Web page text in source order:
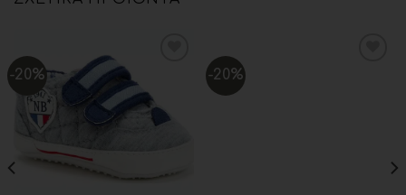
-20% -20%